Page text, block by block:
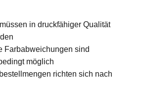
in druckfähiger Qualität
Farbabweichungen sind
möglich
richten sich nach